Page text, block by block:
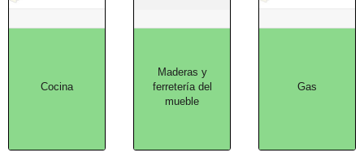
Cocina
Maderas y
ferretería del
mueble
Gas